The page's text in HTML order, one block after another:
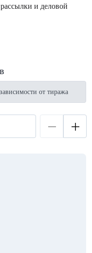
и деловой
от тиража